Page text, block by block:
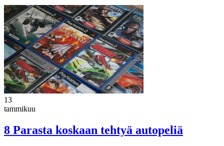
13
tammikuu
8 Parasta koskaan tehtyä autopeliä